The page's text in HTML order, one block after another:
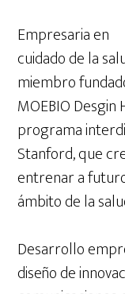
Empresaria en
cuidado de la
miembro
MOEBIO
programa
Stanford, que
entrenar a
ámbito de la
Desarrollo
diseño de